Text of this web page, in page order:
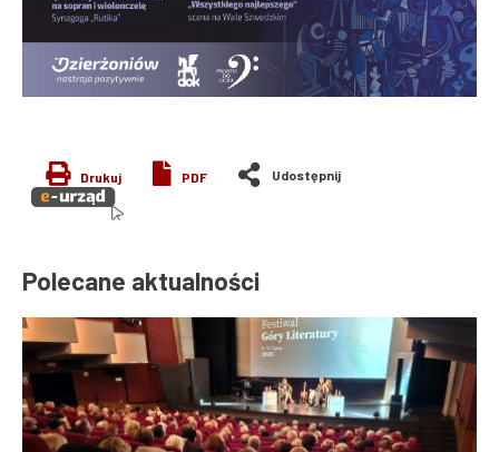
Drukuj PDF
Polecane aktualności